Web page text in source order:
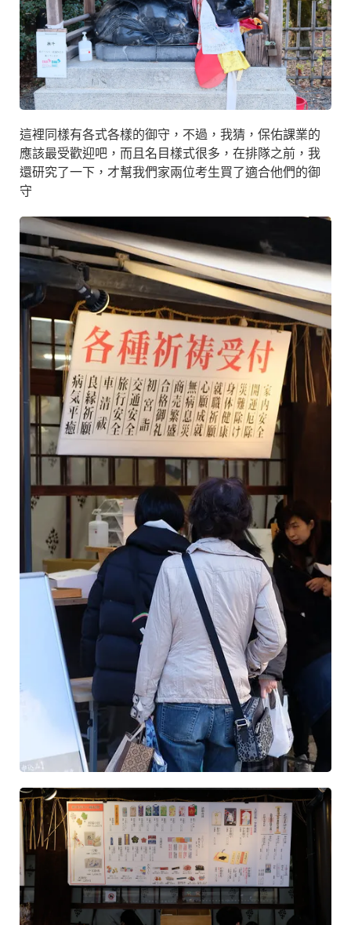
這裡同樣有各式各樣的御守，不過，我猜，保佑課業的
應該最受歡迎吧，而且名目樣式很多，在排隊之前，我
還研究了一下，才幫我們家兩位考生買了適合他們的御
守